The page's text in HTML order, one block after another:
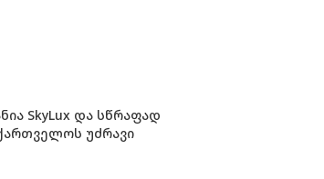
SkyLux და სწრაფად
უძრავი